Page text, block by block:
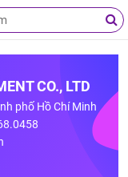
CO., LTD
phố Hồ Chí Minh